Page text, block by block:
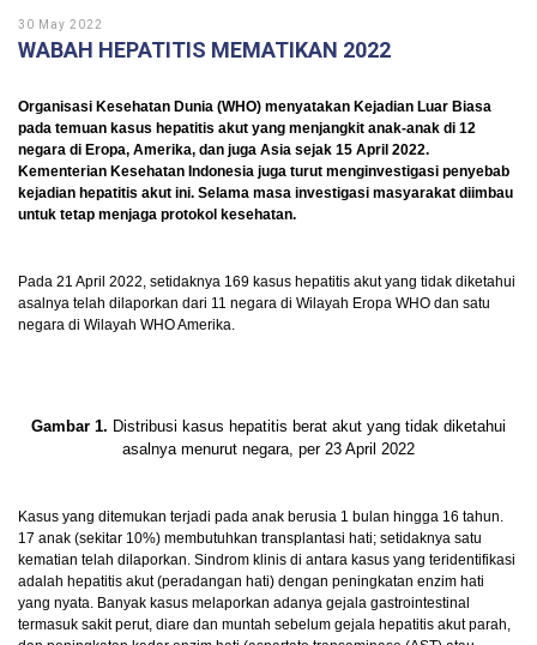
30 May 2022
WABAH HEPATITIS MEMATIKAN 2022
Organisasi Kesehatan Dunia (WHO) menyatakan Kejadian Luar Biasa
pada temuan kasus hepatitis akut yang menjangkit anak-anak di 12
negara di Eropa, Amerika, dan juga Asia sejak 15 April 2022.
Kementerian Kesehatan Indonesia juga turut menginvestigasi penyebab
kejadian hepatitis akut ini. Selama masa investigasi masyarakat diimbau
untuk tetap menjaga protokol kesehatan.
Pada 21 April 2022, setidaknya 169 kasus hepatitis akut yang tidak diketahui
asalnya telah dilaporkan dari 11 negara di Wilayah Eropa WHO dan satu
negara di Wilayah WHO Amerika.
Gambar 1. Distribusi kasus hepatitis berat akut yang tidak diketahui
asalnya menurut negara, per 23 April 2022
Kasus yang ditemukan terjadi pada anak berusia 1 bulan hingga 16 tahun.
17 anak (sekitar 10%) membutuhkan transplantasi hati; setidaknya satu
kematian telah dilaporkan. Sindrom klinis di antara kasus yang teridentifikasi
adalah hepatitis akut (peradangan hati) dengan peningkatan enzim hati
yang nyata. Banyak kasus melaporkan adanya gejala gastrointestinal
termasuk sakit perut, diare dan muntah sebelum gejala hepatitis akut parah,